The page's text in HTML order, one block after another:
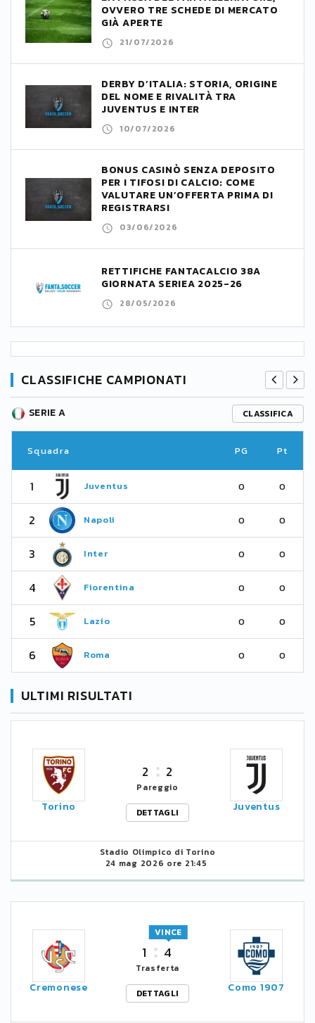
OVVERO TRE SCHEDE DI MERCATO
GIÀ APERTE
21/07/2026
DERBY D’ITALIA: STORIA, ORIGINE
DEL NOME E RIVALITÀ TRA
JUVENTUS E INTER
10/07/2026
BONUS CASINÒ SENZA DEPOSITO
PER I TIFOSI DI CALCIO: COME
VALUTARE UN’OFFERTA PRIMA DI
REGISTRARSI
03/06/2026
RETTIFICHE FANTACALCIO 38A
GIORNATA SERIEA 2025-26
28/05/2026
CLASSIFICHE CAMPIONATI
SERIE A CLASSIFICA
Squadra PG Pt
1 Juventus 0 0
2 Napoli 0 0
3 Inter 0 0
4 Fiorentina 0 0
5 Lazio 0 0
6 Roma 0 0
ULTIMI RISULTATI
Torino
2 2
Pareggio
DETTAGLI
Juventus
Stadio Olimpico di Torino
24 mag 2026 ore 21:45
Cremonese
1 4
VINCE
Trasferta
DETTAGLI
Como 1907